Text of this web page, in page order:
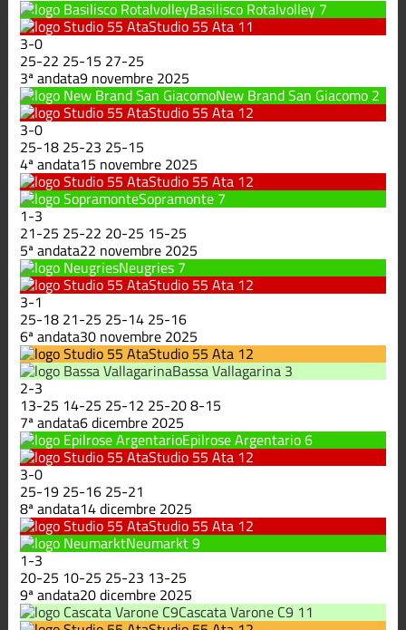
Basilisco Rotalvolley 7
Studio 55 Ata 11
3-0
25-22 25-15 27-25
3ª andata9 novembre 2025
New Brand San Giacomo 2
Studio 55 Ata 12
3-0
25-18 25-23 25-15
4ª andata15 novembre 2025
Studio 55 Ata 12
Sopramonte 7
1-3
21-25 25-22 20-25 15-25
5ª andata22 novembre 2025
Neugries 7
Studio 55 Ata 12
3-1
25-18 21-25 25-14 25-16
6ª andata30 novembre 2025
Studio 55 Ata 12
Bassa Vallagarina 3
2-3
13-25 14-25 25-12 25-208-15
7ª andata6 dicembre 2025
Epilrose Argentario6
Studio 55 Ata 12
3-0
25-19 25-16 25-21
8ª andata14 dicembre 2025
Studio 55 Ata 12
Neumarkt9
1-3
20-25 10-25 25-23 13-25
9ª andata20 dicembre 2025
Cascata Varone C9 11